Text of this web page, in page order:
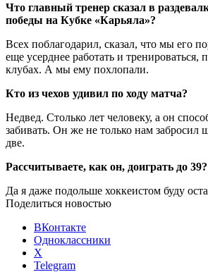
Что главный тренер сказал в
победы на Кубке «Карьяла»?
Всех поблагодарил, сказал, что мы его
еще усерднее работать и тренироваться,
клубах. А мы ему похлопали.
Кто из чехов удивил по ходу матча?
Недвед. Столько лет человеку, а он
забивать. Он же не только нам забросил
две.
Рассчитываете, как он, доиграть до 39?
Да я даже подольше хоккеистом буду
Поделиться новостью
ВКонтакте
Одноклассники
X
Telegram